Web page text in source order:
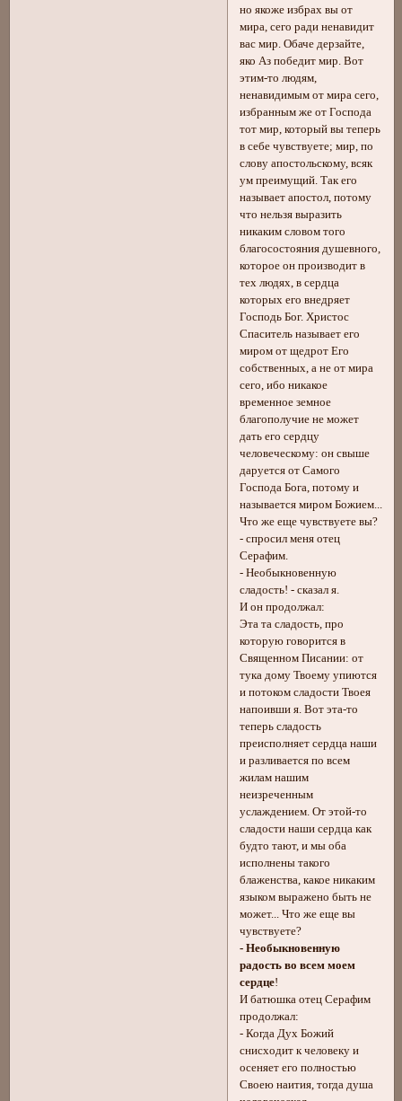
но якоже избрах вы от
мира, сего ради ненавидит
вас мир. Обаче дерзайте,
яко Аз победит мир. Вот
этим-то людям,
ненавидимым от мира сего,
избранным же от Господа
тот мир, который вы теперь
в себе чувствуете; мир, по
слову апостольскому, всяк
ум преимущий. Так его
называет апостол, потому
что нельзя выразить
никаким словом того
благосостояния душевного,
которое он производит в
тех людях, в сердца
которых его внедряет
Господь Бог. Христос
Спаситель называет его
миром от щедрот Его
собственных, а не от мира
сего, ибо никакое
временное земное
благополучие не может
дать его сердцу
человеческому: он свыше
даруется от Самого
Господа Бога, потому и
называется миром Божием...
Что же еще чувствуете вы?
- спросил меня отец
Серафим.
- Необыкновенную
сладость! - сказал я.
И он продолжал:
Эта та сладость, про
которую говорится в
Священном Писании: от
тука дому Твоему упиются
и потоком сладости Твоея
напоивши я. Вот эта-то
теперь сладость
преисполняет сердца наши
и разливается по всем
жилам нашим
неизреченным
услаждением. От этой-то
сладости наши сердца как
будто тают, и мы оба
исполнены такого
блаженства, какое никаким
языком выражено быть не
может... Что же еще вы
чувствуете?
- Необыкновенную
радость во всем моем
сердце!
И батюшка отец Серафим
продолжал:
- Когда Дух Божий
снисходит к человеку и
осеняет его полностью
Своею наития, тогда душа